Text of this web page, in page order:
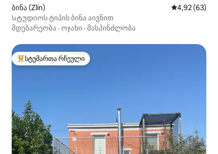
ბინა (Zlín) საშუალო
4,92 (63)
Სტუდიოს ტიპის ბინა აივნით
მდებარეობა · ოჯახი · მასპინძლობა
სტუმართა რჩეული მოწინავე ვარიანტი
სტუმართა რჩეული